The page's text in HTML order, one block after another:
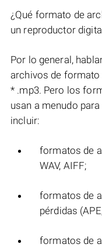
¿Qué formato de
un reproductor
Por lo general,
archivos de
* .mp3. Pero los
usan a menudo
incluir:
formatos de
WAV, AIFF;
formatos de
pérdidas
formatos de